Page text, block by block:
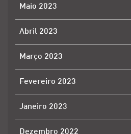
Maio 2023
Abril 2023
Março 2023
Fevereiro 2023
Janeiro 2023
Dezembro 2022